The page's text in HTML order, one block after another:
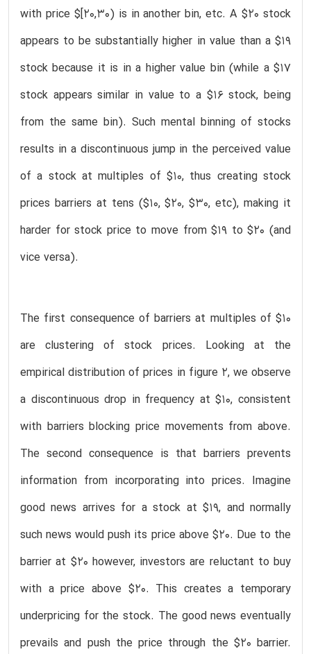
with price $[20,30) is in another bin, etc. A $20 stock
appears to be substantially higher in value than a $19
stock because it is in a higher value bin (while a $17
stock appears similar in value to a $16 stock, being
from the same bin). Such mental binning of stocks
results in a discontinuous jump in the perceived value
of a stock at multiples of $10, thus creating stock
prices barriers at tens ($10, $20, $30, etc), making it
harder for stock price to move from $19 to $20 (and
vice versa).
The first consequence of barriers at multiples of $10
are clustering of stock prices. Looking at the
empirical distribution of prices in figure 2, we observe
a discontinuous drop in frequency at $10, consistent
with barriers blocking price movements from above.
The second consequence is that barriers prevents
information from incorporating into prices. Imagine
good news arrives for a stock at $19, and normally
such news would push its price above $20. Due to the
barrier at $20 however, investors are reluctant to buy
with a price above $20. This creates a temporary
underpricing for the stock. The good news eventually
prevails and push the price through the $20 barrier.